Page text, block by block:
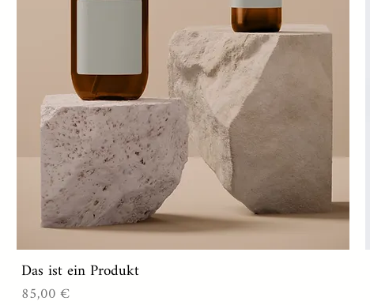
Das ist ein Produkt
Preis
85,00 €